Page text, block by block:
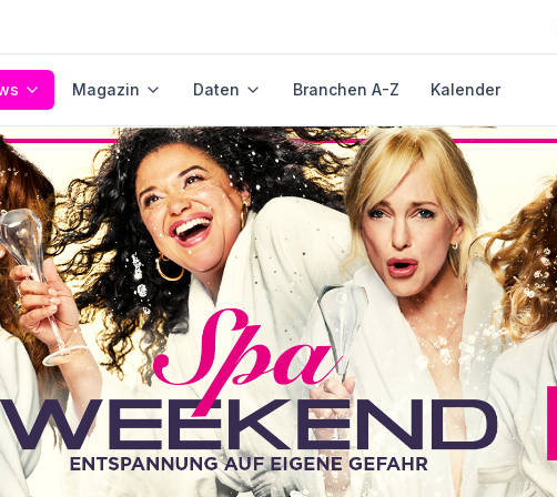
Magazin Daten Branchen A-Z Kalender